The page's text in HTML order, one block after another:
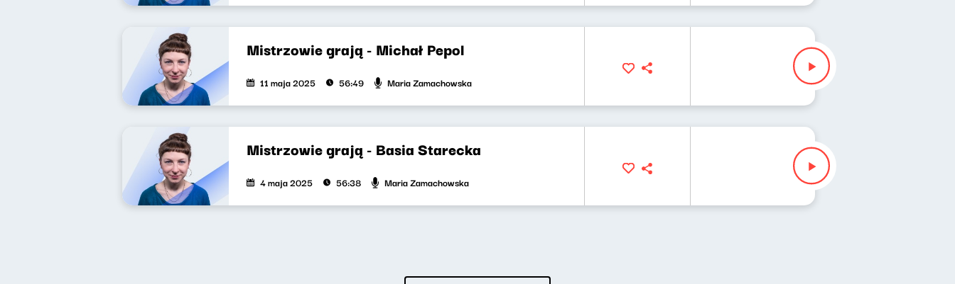
Mistrzowie grają - Michał Pepol
11 maja 2025 56:49 Maria Zamachowska
Mistrzowie grają - Basia Starecka
4 maja 2025 56:38 Maria Zamachowska